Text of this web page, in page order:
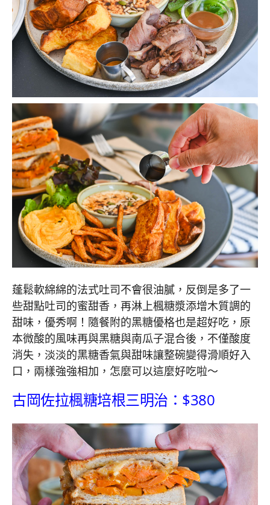
蓬鬆軟綿綿的法式吐司不會很油膩，反倒是多了一
些甜點吐司的蜜甜香，再淋上楓糖漿添增木質調的
甜味，優秀啊！隨餐附的黑糖優格也是超好吃，原
本微酸的風味再與黑糖與南瓜子混合後，不僅酸度
消失，淡淡的黑糖香氣與甜味讓整碗變得滑順好入
口，兩樣強強相加，怎麼可以這麼好吃啦～
古岡佐拉楓糖培根三明治：$380